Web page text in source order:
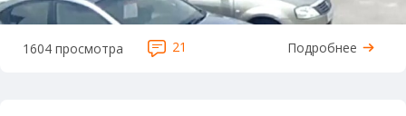
1604 просмотра 21 Подробнее